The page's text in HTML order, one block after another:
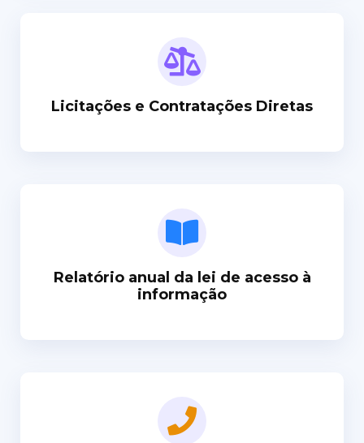
Licitações e Contratações Diretas
Relatório anual da lei de acesso à
informação